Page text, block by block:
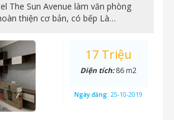
The Sun Avenue làm văn phòng
thiện cơ bản, có bếp Là…
17 Triệu
Diện tích:86 m2
Ngày đăng: 25-10-2019